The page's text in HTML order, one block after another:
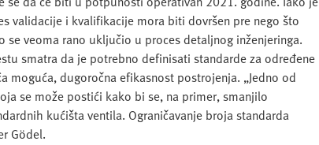
validacije i kvalifikacije mora biti dovršen pre nego što
se veoma rano uključio u proces detaljnog inženjeringa.
smatra da je potrebno definisati standarde za određene
dugoročna efikasnost postrojenja. „Jedno od
se može postići kako bi se, na primer, smanjilo
kućišta ventila. Ograničavanje broja standarda
Gödel.